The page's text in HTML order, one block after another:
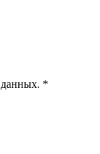
данных. *